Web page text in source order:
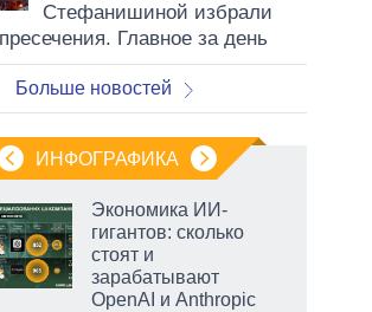
Стефанишиной избрали
Главное за день
Больше новостей
ИНФОГРАФИКА
Экономика ИИ-
гигантов: сколько
стоят и
зарабатывают
OpenAI и Anthropic